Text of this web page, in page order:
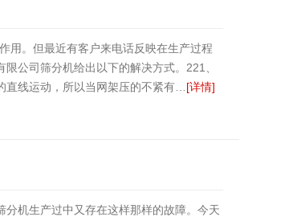
用。但最近有客户来电话反映在生产过程
公司筛分机给出以下的解决方式。221、
直线运动，所以当网架压的不紧有…[详情]
机生产过中又存在这样那样的故障。今天